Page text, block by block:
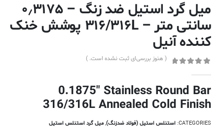
میل گرد استیل ضد زنگ – ۰٫۳۱۷۵
سانتی متر – ۳۱۶/۳۱۶L پوشش خنک
کننده آنیل
( هنوز بررسی‌ای ثبت نشده است. )
0.1875″ Stainless Round Bar
316/316L Annealed Cold Finish
CATEGORIES: استنلس استیل (فولاد ضدزنگ),میل گرد استنلس استیل